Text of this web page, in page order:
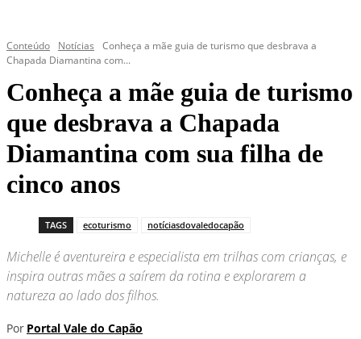
Conteúdo Notícias
Conheça a mãe guia de turismo que desbrava a
Chapada Diamantina com...
Conheça a mãe guia de turismo
que desbrava a Chapada
Diamantina com sua filha de
cinco anos
TAGS ecoturismo notíciasdovaledocapão
Michelle é aventureira e especialista em trilhas com crianças, e
inspira outras mães a saírem da rotina e explorarem a
natureza ao lado dos filhos.
Por Portal Vale do Capão